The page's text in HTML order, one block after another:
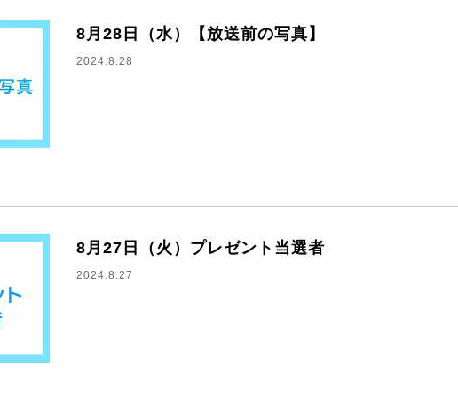
8月28日（水）【放送前の写真】
2024.8.28
8月27日（火）プレゼント当選者
2024.8.27